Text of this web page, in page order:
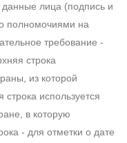
данные лица (подпись и
полномочиями на
требование -
строка
из которой
используется
в которую
- для отметки о дате